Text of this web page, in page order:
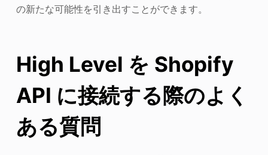
の新たな可能性を引き出すことができます。
High Level を Shopify
API に接続する際のよく
ある質問